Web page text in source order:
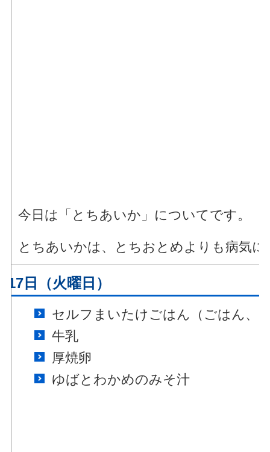
今日は「とちあいか」についてです。
とちあいかは、とちおとめよりも病気
17日（火曜日）
セルフまいたけごはん（ごはん、
牛乳
厚焼卵
ゆばとわかめのみそ汁